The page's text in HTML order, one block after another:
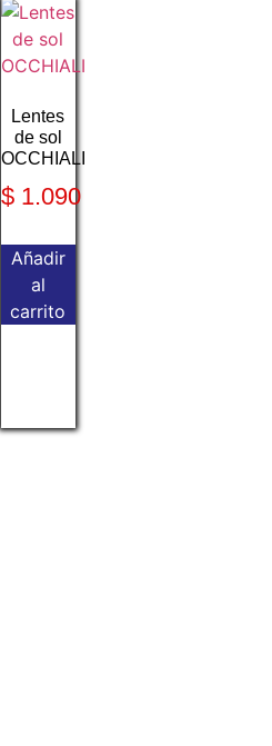
Lentes
de sol
OCCHIALI
$ 1.090
Añadir
al
carrito